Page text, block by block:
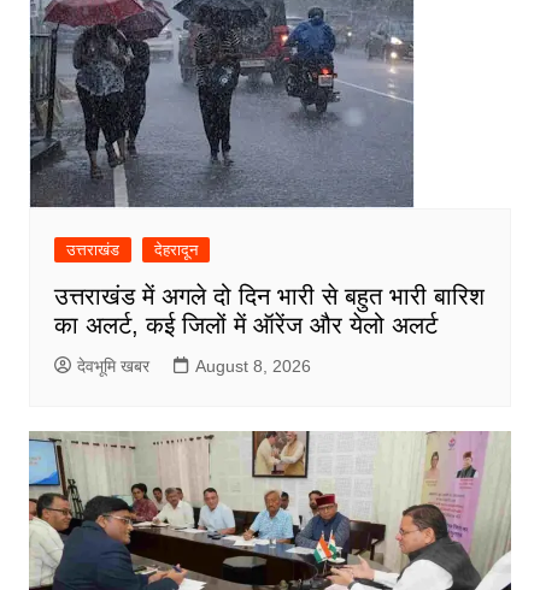
उत्तराखंड देहरादून
उत्तराखंड में अगले दो दिन भारी से बहुत भारी बारिश
का अलर्ट, कई जिलों में ऑरेंज और येलो अलर्ट
देवभूमि खबर August 8, 2026